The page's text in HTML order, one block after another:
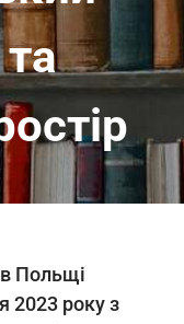
та
Польщі
2023 року з